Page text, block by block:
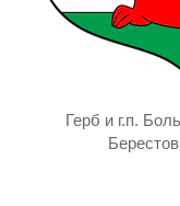
Герб и г.п.